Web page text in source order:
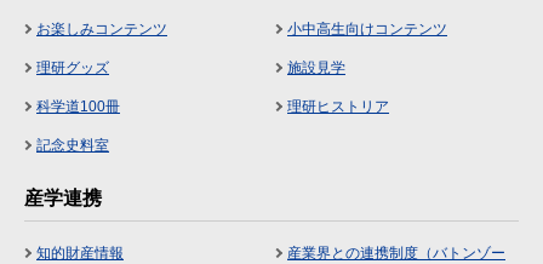
お楽しみコンテンツ 小中高生向けコンテンツ
理研グッズ 施設見学
科学道100冊 理研ヒストリア
記念史料室
産学連携
知的財産情報
産業界との連携制度（バトンゾー